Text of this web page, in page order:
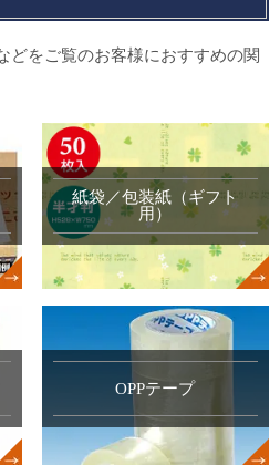
どをご覧のお客様におすすめの関
紙袋／包装紙（ギフト
用）
OPPテープ